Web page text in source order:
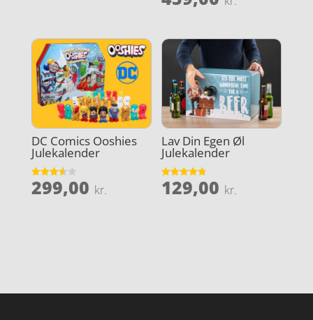
3.9
DC Comics Ooshies
Julekalender
Vurderet
3.6
299,00 kr.
Lav Din Egen Øl
Julekalender
Vurderet
4.8
129,00 kr.